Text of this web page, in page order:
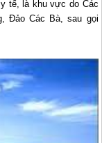
tế, là khu vực do Các
Ðảo Các Bà, sau gọi